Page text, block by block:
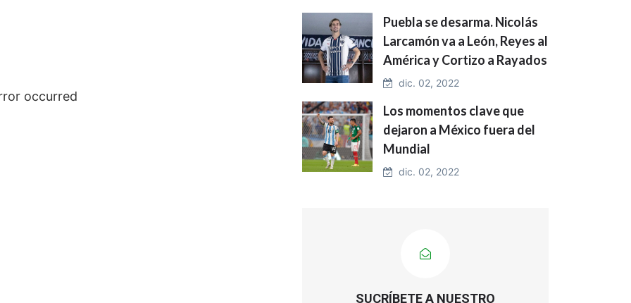
occurred
Puebla se desarma. Nicolás
Larcamón va a León, Reyes al
América y Cortizo a Rayados
dic. 02, 2022
Los momentos clave que
dejaron a México fuera del
Mundial
dic. 02, 2022
SUCRÍBETE A NUESTRO